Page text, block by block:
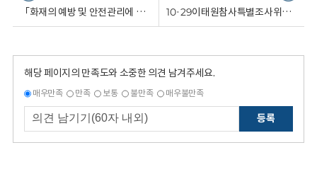
「화재의 예방 및 안전관리에 관한 법률 시행령」 일부개정안에 대한 개인정보 침해요인 평가에 관한 건 10·29이태원참사특별조사위원회의 조사 업무를 위한 관계기관 보유 개인정보 제공 요청에 관한 건
해당 페이지의 만족도와 소중한 의견 남겨주세요.
매우만족 만족 보통 불만족 매우불만족
등록